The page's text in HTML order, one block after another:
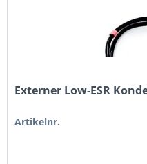
Externer Low-ESR
Artikelnr.